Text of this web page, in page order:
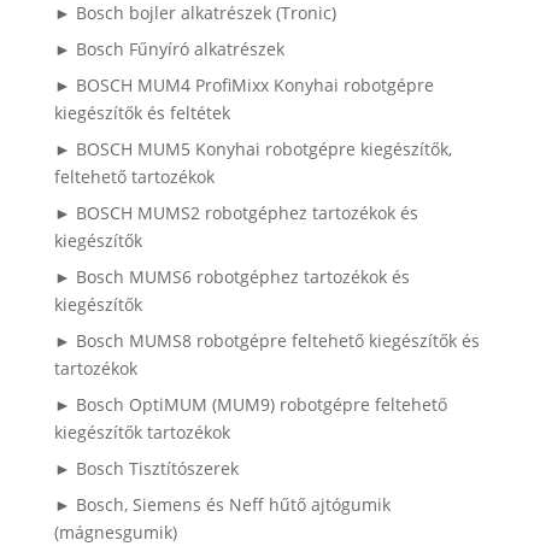
► Bosch bojler alkatrészek (Tronic)
► Bosch Fűnyíró alkatrészek
► BOSCH MUM4 ProfiMixx Konyhai robotgépre
kiegészítők és feltétek
► BOSCH MUM5 Konyhai robotgépre kiegészítők,
feltehető tartozékok
► BOSCH MUMS2 robotgéphez tartozékok és
kiegészítők
► Bosch MUMS6 robotgéphez tartozékok és
kiegészítők
► Bosch MUMS8 robotgépre feltehető kiegészítők és
tartozékok
► Bosch OptiMUM (MUM9) robotgépre feltehető
kiegészítők tartozékok
► Bosch Tisztítószerek
► Bosch, Siemens és Neff hűtő ajtógumik
(mágnesgumik)